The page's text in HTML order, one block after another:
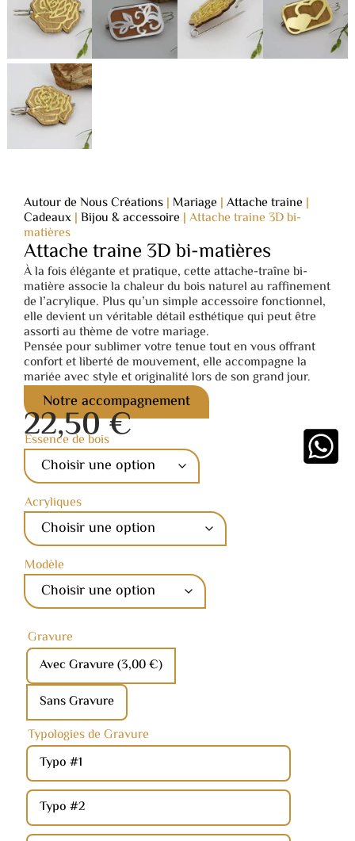
Autour de Nous Créations | Mariage |Attache traine |
Cadeaux |Bijou & accessoire |Attache traine 3D bi-
matières
Attache traine 3D bi-matières
À la fois élégante et pratique, cette attache-traîne bi-
matière associe la chaleur du bois naturel au raffinement
de l’acrylique. Plus qu’un simple accessoire fonctionnel,
elle devient un véritable détail esthétique qui peut être
assorti au thème de votre mariage.
Pensée pour sublimer votre tenue tout en vous offrant
confort et liberté de mouvement, elle accompagne la
mariée avec style et originalité lors de son grand jour.
Notre accompagnement
22,50€
Essence de bois
Acryliques
Modèle
Gravure
Avec Gravure(3,00 €)
Sans Gravure
Typologies de Gravure
Typo #1
Typo #2